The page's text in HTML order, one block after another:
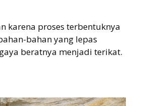
karena proses terbentuknya
bahan yang lepas
beratnya menjadi terikat.